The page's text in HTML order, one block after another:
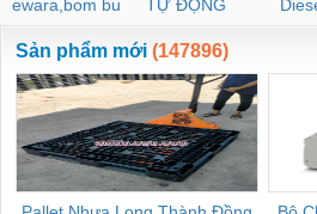
ewara,bom bu
ewara
TỰ ĐỘNG
Sản phẩm mới (147896)